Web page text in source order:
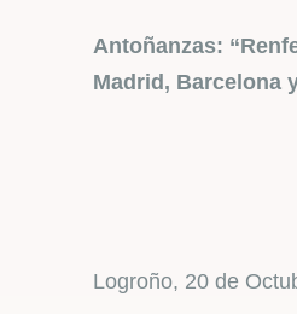
Antoñanzas:
Madrid, Barcelona
Logroño, 20 de